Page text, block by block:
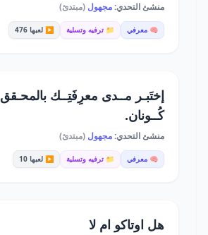
منشئ التحدي:مجهول (مبتدئ)
🧠 معرفي 📁 ترفيه وتسلية ▶️ لعبها 476
إختَبـر مــدى معرِفَتِــك بالمحـقق
كُــونان.
منشئ التحدي:مجهول (مبتدئ)
🧠 معرفي 📁 ترفيه وتسلية ▶️ لعبها 10
هل اوتاكو ام لا